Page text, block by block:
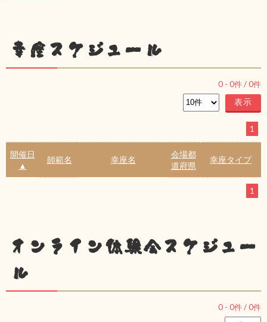
幸座スケジュール
0 - 0件 /0件
1
開催日
▲
師範名 幸座名
会場都
道府県
幸座タイプ
1
オンライン体験会スケジュー
ル
0 - 0件 /0件